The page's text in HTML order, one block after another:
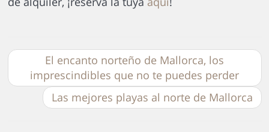
El encanto norteño de Mallorca, los
imprescindibles que no te puedes perder
Las mejores playas al norte de Mallorca